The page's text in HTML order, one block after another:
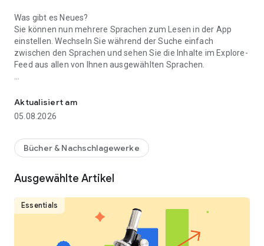
Was gibt es Neues?
Sie können nun mehrere Sprachen zum Lesen in der App
einstellen. Wechseln Sie während der Suche einfach
zwischen den Sprachen und sehen Sie die Inhalte im Explore-
Feed aus allen von Ihnen ausgewählten Sprachen.
Informationen auf Wikipedia zu finden, zu entdecken und zu
erforschen. Schließen Sie eine Wette mit einem Freund ab,
in die vorgestellten Artikel, Bilder, Empfehlungen und mehr
ein. Mit mehr als 40 Millionen Artikeln in fast 300 Sprachen ist
Feed durchstöbern:: Empfohlener Wikipedia-Inhalt mit
aktuellen Ereignissen, bekannten Artikeln, Ereignissen an
diesem Tag in der Geschichte, vorgeschlagenen Artikeln
basierend auf dem, was Sie bereits gelesen haben, und
Aktualisiert am
05.08.2026
Bücher & Nachschlagewerke
Ausgewählte Artikel
Essentials